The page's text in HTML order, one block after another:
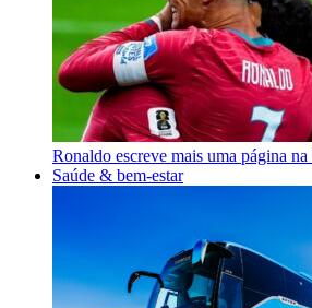
Ronaldo escreve mais uma página
Saúde & bem-estar